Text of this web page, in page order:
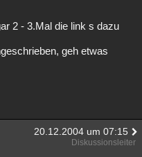
2 - 3.Mal die link s dazu
geh etwas
20.12.2004 um 07:15
Diskussionsleiter